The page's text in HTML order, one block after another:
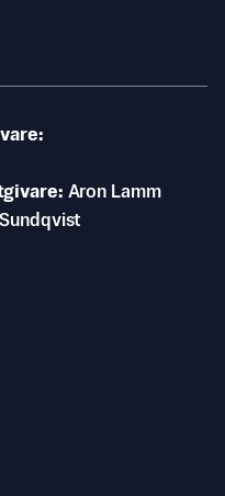
Aron Lamm